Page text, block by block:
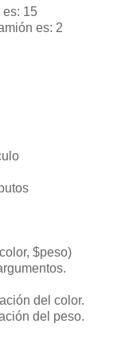
es: 15
es: 2
$peso)
del color.
del peso.